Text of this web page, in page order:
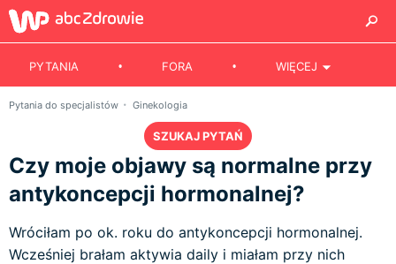
PYTANIA FORA WIĘCEJ
Pytania do specjalistów Ginekologia
SZUKAJ PYTAŃ
Czy moje objawy są normalne przy
antykoncepcji hormonalnej?
Wróciłam po ok. roku do antykoncepcji hormonalnej.
Wcześniej brałam aktywia daily i miałam przy nich